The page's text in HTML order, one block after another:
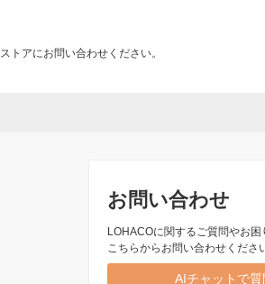
トアにお問い合わせください。
お問い合わせ
LOHACOに関するご質問やお困
こちらからお問い合わせくださ
AIチャットで質